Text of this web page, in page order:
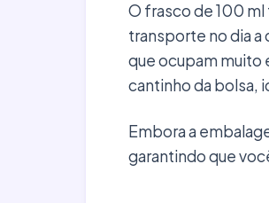
O frasco de 100
transporte no dia a
que ocupam muito
cantinho da bolsa,
Embora a
garantindo que